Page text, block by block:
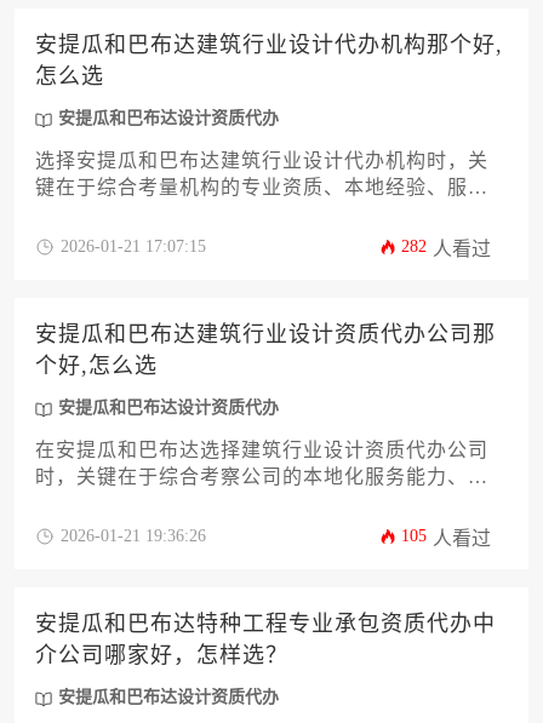
安提瓜和巴布达建筑行业设计代办机构那个好,
怎么选
安提瓜和巴布达设计资质代办
选择安提瓜和巴布达建筑行业设计代办机构时，关
键在于综合考量机构的专业资质、本地经验、服务
2026-01-21 17:07:15 282 人看过
安提瓜和巴布达建筑行业设计资质代办公司那
个好,怎么选
安提瓜和巴布达设计资质代办
在安提瓜和巴布达选择建筑行业设计资质代办公司
时，关键在于综合考察公司的本地化服务能力、行
构的历史业绩、专业团队配置及客户评价体系，结
2026-01-21 19:36:26 105 人看过
安提瓜和巴布达特种工程专业承包资质代办中
介公司哪家好，怎样选？
安提瓜和巴布达设计资质代办